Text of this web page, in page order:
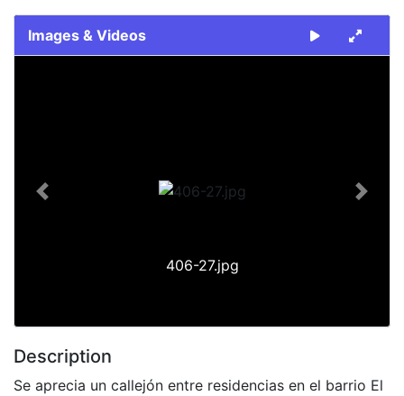
Images & Videos
406-27.jpg
Previous Next
Description
Se aprecia un callejón entre residencias en el barrio El